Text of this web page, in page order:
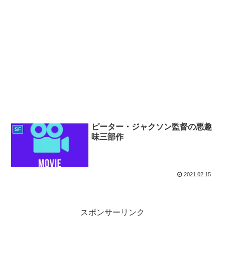
SF
ピーター・ジャクソン監督の悪趣
味三部作
2021.02.15
スポンサーリンク